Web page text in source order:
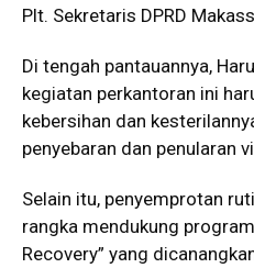
Plt. Sekretaris DPRD
Di tengah pantauannya,
kegiatan perkantoran ini
kebersihan dan
penyebaran dan penularan
Selain itu, penyemprotan
rangka mendukung
Recovery” yang